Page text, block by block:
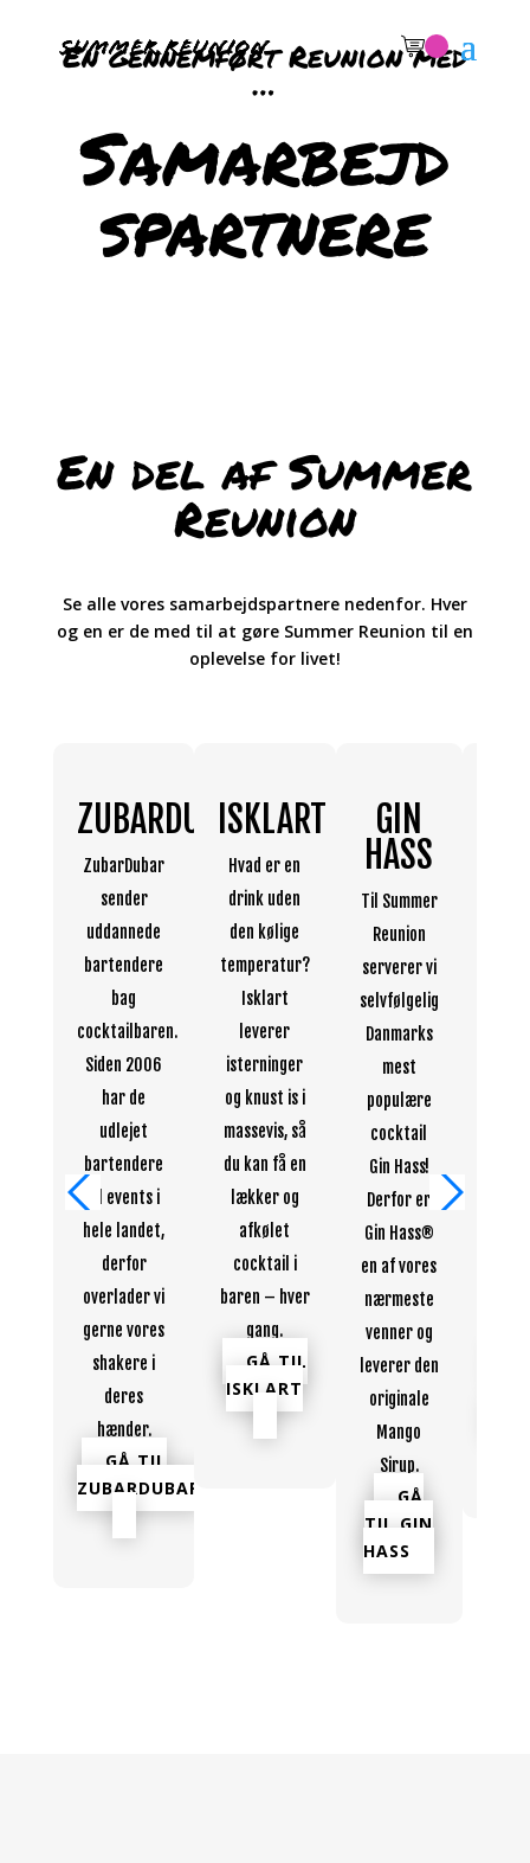
En gennemført Reunion med
…
Samarbejd
spartnere
En del af Summer
Reunion
Se alle vores samarbejdspartnere nedenfor. Hver
og en er de med til at gøre Summer Reunion til en
oplevelse for livet!
ZUBARDUBAR
ZubarDubar
sender
uddannede
bartendere
bag
cocktailbaren.
Siden 2006
har de
udlejet
bartendere
til events i
hele landet,
derfor
overlader vi
gerne vores
shakere i
deres
hænder.
GÅ TIL
ZUBARDUBAR
ISKLART
Hvad er en
drink uden
den kølige
temperatur?
Isklart
leverer
isterninger
og knust is i
massevis, så
du kan få en
lækker og
afkølet
cocktail i
baren – hver
gang.
GÅ TIL
ISKLART
GIN
HASS
Til Summer
Reunion
serverer vi
selvfølgelig
Danmarks
mest
populære
cocktail
Gin Hass!
Derfor er
Gin Hass®
en af vores
nærmeste
venner og
leverer den
originale
Mango
Sirup.
GÅ
TIL GIN
HASS